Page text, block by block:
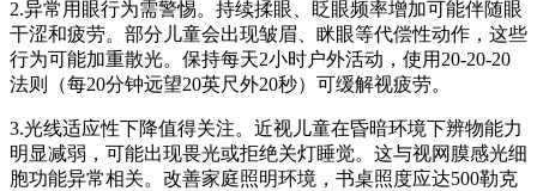
2.异常用眼行为需警惕。持续揉眼、眨眼频率增加可能伴随眼
干涩和疲劳。部分儿童会出现皱眉、眯眼等代偿性动作，这些
行为可能加重散光。保持每天2小时户外活动，使用20-20-20
法则（每20分钟远望20英尺外20秒）可缓解视疲劳。
3.光线适应性下降值得关注。近视儿童在昏暗环境下辨物能力
明显减弱，可能出现畏光或拒绝关灯睡觉。这与视网膜感光细
胞功能异常相关。改善家庭照明环境，书桌照度应达500勒克